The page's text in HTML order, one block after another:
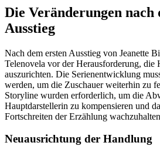
Die Veränderungen nach
Ausstieg
Nach dem ersten Ausstieg von Jeanette
Telenovela vor der Herausforderung, die
auszurichten. Die Serienentwicklung
werden, um die Zuschauer weiterhin zu
Storyline wurden erforderlich, um die
Hauptdarstellerin zu kompensieren und
Fortschreiten der Erzählung
Neuausrichtung der Handlung